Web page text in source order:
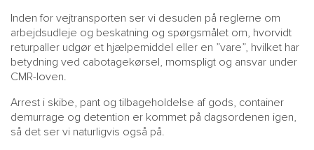
MENU
SMALL
HR
Inden for vejtransporten ser vi desuden på reglerne om
arbejdsudleje og beskatning og spørgsmålet om, hvorvidt
returpaller udgør et hjælpemiddel eller en ”vare”, hvilket har
betydning ved cabotagekørsel, momspligt og ansvar under
CMR-loven.
Arrest i skibe, pant og tilbageholdelse af gods, container
demurrage og detention er kommet på dagsordenen igen,
så det ser vi naturligvis også på.